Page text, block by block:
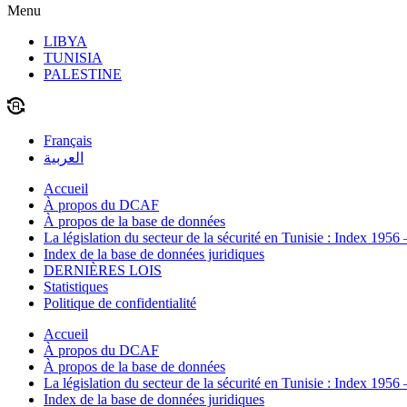
Menu
LIBYA
TUNISIA
PALESTINE
Français
العربية
Accueil
À propos du DCAF
À propos de la base de données
La législation du secteur de la sécurité en Tunisie : Index 1956
Index de la base de données juridiques
DERNIÈRES LOIS
Statistiques
Politique de confidentialité
Accueil
À propos du DCAF
À propos de la base de données
La législation du secteur de la sécurité en Tunisie : Index 1956
Index de la base de données juridiques